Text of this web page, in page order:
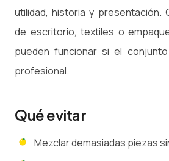
utilidad, historia y presentación.
de escritorio, textiles o
pueden funcionar si el
profesional.
Qué evitar
Mezclar demasiadas piezas